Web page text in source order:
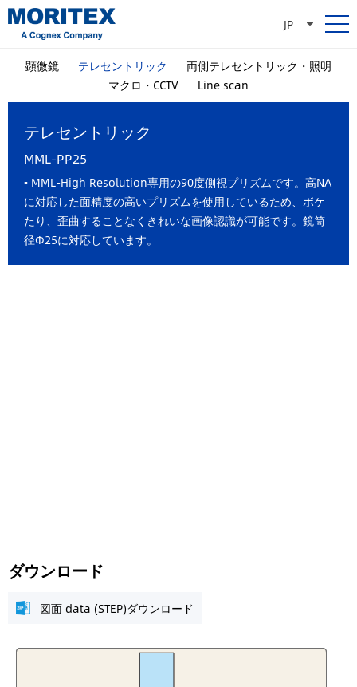
JP
顕微鏡 テレセントリック
両側テレセントリック・照明
マクロ・CCTV
Line scan
テレセントリック
MML-PP25
▪ MML-High Resolution専用の90度側視プリズムです。高NA
に対応した面精度の高いプリズムを使用しているため、ボケ
たり、歪曲することなくきれいな画像認識が可能です。鏡筒
径Φ25に対応しています。
ダウンロード
図面 data (STEP)ダウンロード